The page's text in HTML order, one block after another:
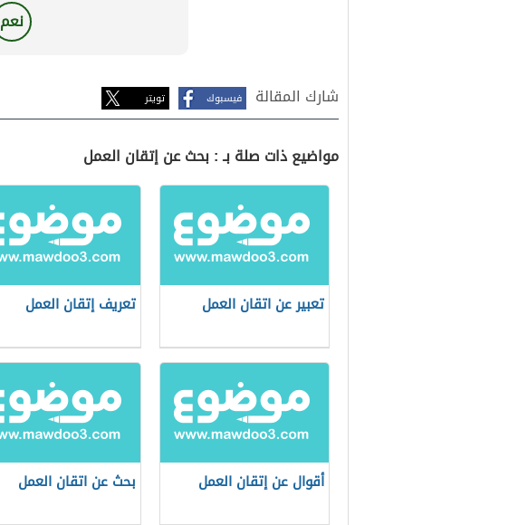
نعم
شارك المقالة فيسبوك تويتر
مواضيع ذات صلة بـ : بحث عن إتقان العمل
تعبير عن اتقان العمل تعريف إتقان العمل
أقوال عن إتقان العمل بحث عن اتقان العمل